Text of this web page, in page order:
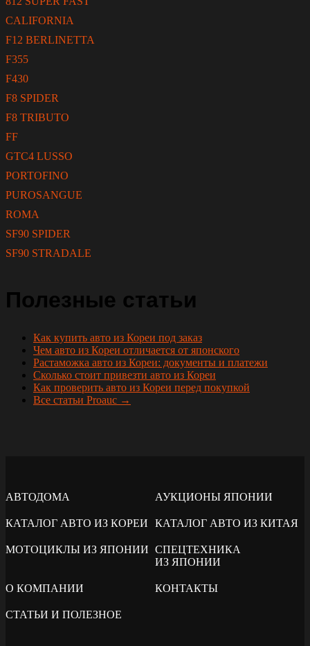
CALIFORNIA
F12 BERLINETTA
F355
F430
F8 SPIDER
F8 TRIBUTO
FF
GTC4 LUSSO
PORTOFINO
PUROSANGUE
ROMA
SF90 SPIDER
SF90 STRADALE
Полезные статьи
Как купить авто из Кореи под заказ
Чем авто из Кореи отличается от японского
Растаможка авто из Кореи: документы и платежи
Сколько стоит привезти авто из Кореи
Как проверить авто из Кореи перед покупкой
Все статьи Proauc →
АВТОДОМА АУКЦИОНЫ ЯПОНИИ
КАТАЛОГ АВТО ИЗ КОРЕИ КАТАЛОГ АВТО ИЗ КИТАЯ
МОТОЦИКЛЫ ИЗ ЯПОНИИ СПЕЦТЕХНИКА
ИЗ ЯПОНИИ
О КОМПАНИИ КОНТАКТЫ
СТАТЬИ И ПОЛЕЗНОЕ